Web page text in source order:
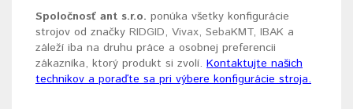
Spoločnosť ant s.r.o. ponúka všetky konfigurácie
strojov od značky RIDGID, Vivax, SebaKMT, IBAK a
záleží iba na druhu práce a osobnej preferencii
zákazníka, ktorý produkt si zvolí. Kontaktujte našich
technikov a poraďte sa pri výbere konfigurácie stroja.